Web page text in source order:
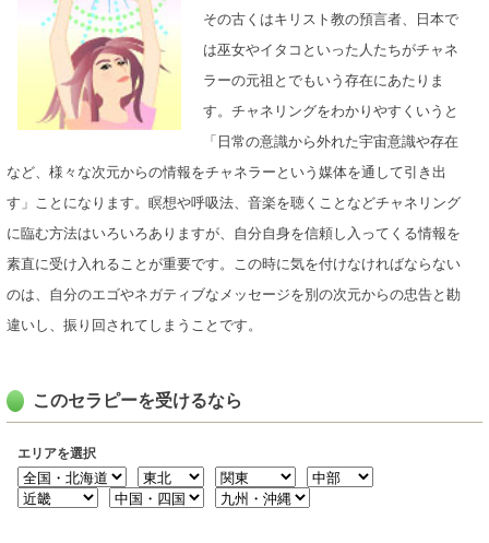
その古くはキリスト教の預言者、日本で
は巫女やイタコといった人たちがチャネ
ラーの元祖とでもいう存在にあたりま
す。チャネリングをわかりやすくいうと
「日常の意識から外れた宇宙意識や存在
など、様々な次元からの情報をチャネラーという媒体を通して引き出
す」ことになります。瞑想や呼吸法、音楽を聴くことなどチャネリング
に臨む方法はいろいろありますが、自分自身を信頼し入ってくる情報を
素直に受け入れることが重要です。この時に気を付けなければならない
のは、自分のエゴやネガティブなメッセージを別の次元からの忠告と勘
違いし、振り回されてしまうことです。
このセラピーを受けるなら
エリアを選択